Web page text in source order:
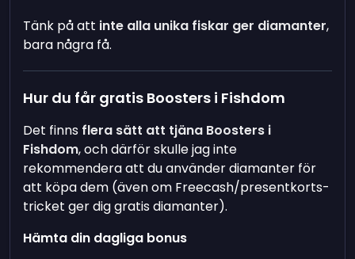
Tänk på att inte alla unika fiskar ger diamanter,
bara några få.
Hur du får gratis Boosters i Fishdom
Det finns flera sätt att tjäna Boosters i
Fishdom, och därför skulle jag inte
rekommendera att du använder diamanter för
att köpa dem (även om Freecash/presentkorts-
tricket ger dig gratis diamanter).
Hämta din dagliga bonus